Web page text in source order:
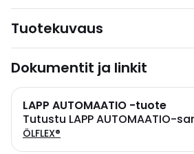
Tuotekuvaus
Dokumentit ja linkit
LAPP AUTOMAATIO -tuote
Tutustu LAPP AUTOMAATIO-
ÖLFLEX®